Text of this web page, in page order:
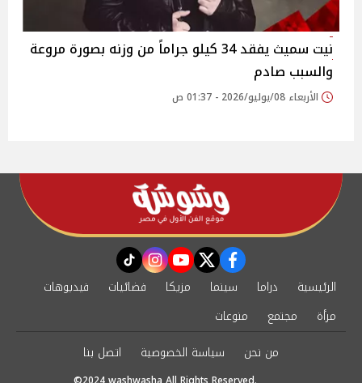
نيت سميث يفقد 34 كيلو جراماً من وزنه بصورة مروعة
والسبب صادم
الأربعاء 08/يوليو/2026 - 01:37 ص
facebook
twitter
youtube
instagram
tiktok
الرئيسية دراما سينما مزيكا فضائيات
فيديوهات
مرأة
مجتمع
منوعات
من نحن
سياسة الخصوصية اتصل بنا